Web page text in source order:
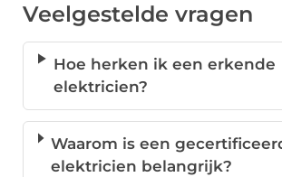
Veelgestelde vragen
Hoe herken ik een erkende
elektricien?
Waarom is een
elektricien belangrijk?